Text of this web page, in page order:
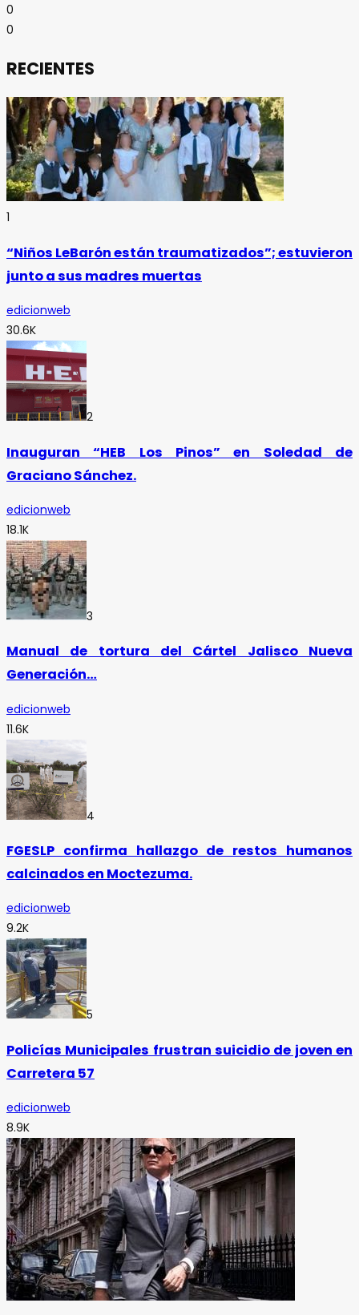
0
0
RECIENTES
1
“Niños LeBarón están traumatizados”; estuvieron
junto a sus madres muertas
edicionweb
30.6K
2
Inauguran “HEB Los Pinos” en Soledad de
Graciano Sánchez.
edicionweb
18.1K
3
Manual de tortura del Cártel Jalisco Nueva
Generación…
edicionweb
11.6K
4
FGESLP confirma hallazgo de restos humanos
calcinados en Moctezuma.
edicionweb
9.2K
5
Policías Municipales frustran suicidio de joven en
Carretera 57
edicionweb
8.9K